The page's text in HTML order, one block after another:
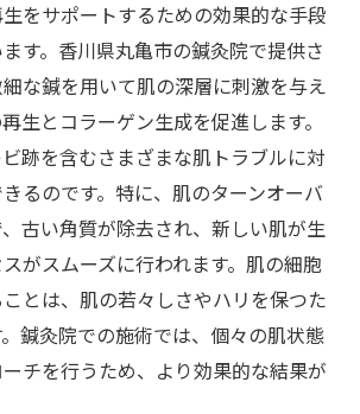
をサポートするための効果的な手段
す。香川県丸亀市の鍼灸院で提供さ
な鍼を用いて肌の深層に刺激を与え
生とコラーゲン生成を促進します。
跡を含むさまざまな肌トラブルに対
るのです。特に、肌のターンオーバ
古い角質が除去され、新しい肌が生
がスムーズに行われます。肌の細胞
とは、肌の若々しさやハリを保つた
鍼灸院での施術では、個々の肌状態
チを行うため、より効果的な結果が